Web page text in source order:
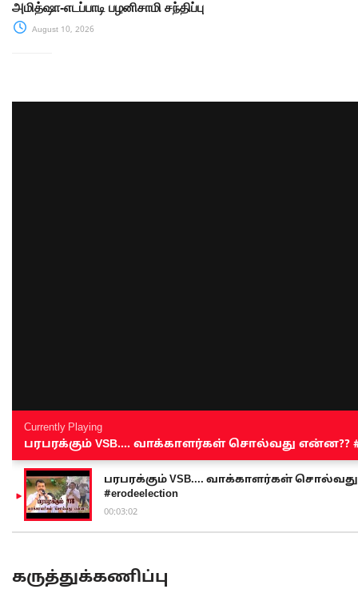
அமித்ஷா-எடப்பாடி பழனிசாமி சந்திப்பு
August 10, 2026
Currently Playing
பரபரக்கும் VSB.... வாக்காளர்கள் சொல்வது என்ன??
பரபரக்கும் VSB.... வாக்காளர்கள் சொல்வது
#erodeelection
00:03:02
கருத்துக்கணிப்பு